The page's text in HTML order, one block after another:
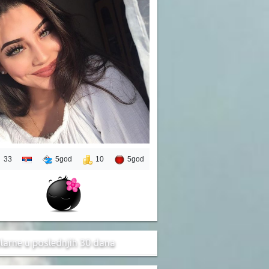
33 5god 10 5god
u poslednjih 30 dana